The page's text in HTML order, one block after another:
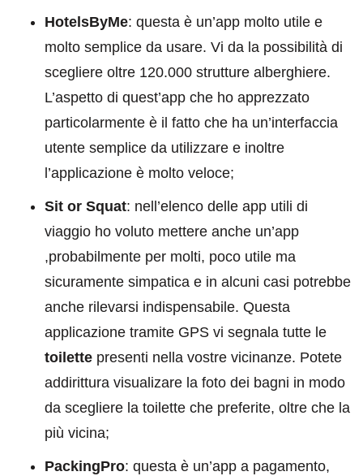
HotelsByMe: questa è un’app molto utile e
molto semplice da usare. Vi da la possibilità di
scegliere oltre 120.000 strutture alberghiere.
L’aspetto di quest’app che ho apprezzato
particolarmente è il fatto che ha un’interfaccia
utente semplice da utilizzare e inoltre
l’applicazione è molto veloce;
Sit or Squat: nell’elenco delle app utili di
viaggio ho voluto mettere anche un’app
,probabilmente per molti, poco utile ma
sicuramente simpatica e in alcuni casi potrebbe
anche rilevarsi indispensabile. Questa
applicazione tramite GPS vi segnala tutte le
toilette presenti nella vostre vicinanze. Potete
addirittura visualizare la foto dei bagni in modo
da scegliere la toilette che preferite, oltre che la
più vicina;
PackingPro: questa è un’app a pagamento,